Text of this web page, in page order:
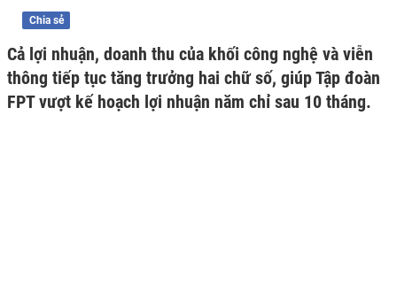
Chia sẻ
Cả lợi nhuận, doanh thu của khối công nghệ và viễn
thông tiếp tục tăng trưởng hai chữ số, giúp Tập đoàn
FPT vượt kế hoạch lợi nhuận năm chỉ sau 10 tháng.